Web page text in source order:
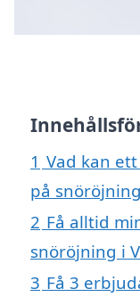
1 Vad kan
på
2 Få alltid
snöröjning i
3 Få 3